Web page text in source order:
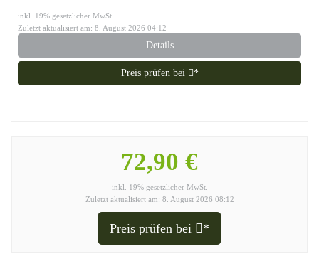
inkl. 19% gesetzlicher MwSt.
Zuletzt aktualisiert am: 8. August 2026 04:12
Details
Preis prüfen bei *
72,90 €
inkl. 19% gesetzlicher MwSt.
Zuletzt aktualisiert am: 8. August 2026 08:12
Preis prüfen bei *